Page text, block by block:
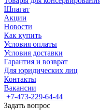
Шпагат
Акции
Новости
Как купить
Условия оплаты
Условия доставки
Гарантия и возврат
Для юридических лиц
Контакты
Вакансии
+7-473-229-64-44
Задать вопрос